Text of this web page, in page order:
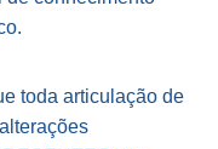
toda articulação de